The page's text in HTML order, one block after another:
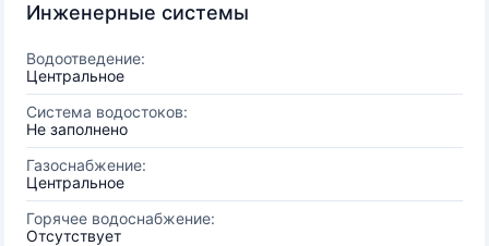
Инженерные системы
Водоотведение:
Центральное
Система водостоков:
Не заполнено
Газоснабжение:
Центральное
Горячее водоснабжение:
Отсутствует